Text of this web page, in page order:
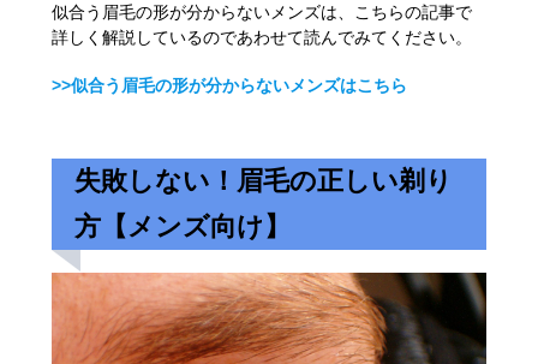
似合う眉毛の形が分からないメンズは、こちらの記事で
詳しく解説しているのであわせて読んでみてください。
>>似合う眉毛の形が分からないメンズはこちら
失敗しない！眉毛の正しい剃り
方【メンズ向け】